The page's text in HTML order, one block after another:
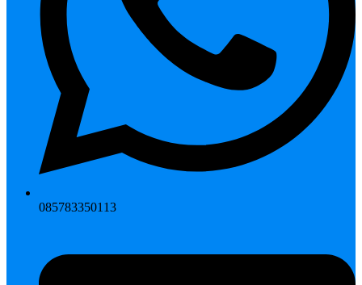
085783350113